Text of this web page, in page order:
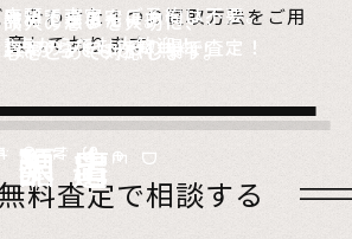
合わせた４つの買取方法をご用
意しております。
店頭で査定、ご予約は不要。
1点からでも大歓迎！
無料でご自宅にお伺い、
査定のプロがその場で査定！
Del
i
詰めて送るだけ。
1点からでも送料無料！
故人の想いを大切に、
心をこめて対応します。
料査定で相談する